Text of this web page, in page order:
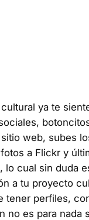
ya te
web, subes
a Flickr y
lo cual sin duda
a tu proyecto
tener perfiles,
no es para nada